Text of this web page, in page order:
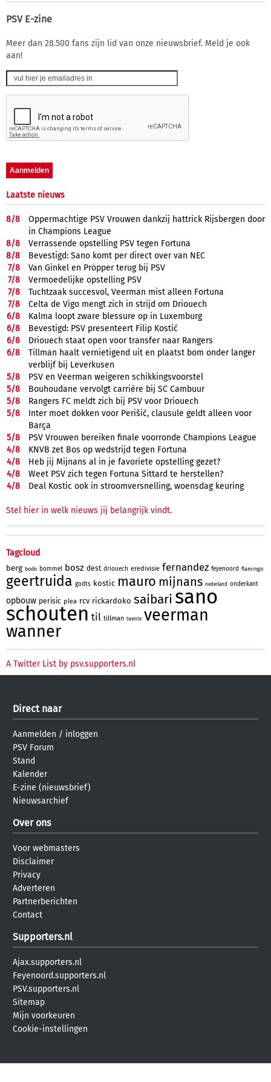
PSV E-zine
Meer dan 28.500 fans zijn lid van onze nieuwsbrief. Meld je ook
aan!
Laatste nieuws
8/8
Oppermachtige PSV Vrouwen dankzij hattrick Rijsbergen door
in Champions League
8/8
Verrassende opstelling PSV tegen Fortuna
8/8
Bevestigd: Sano komt per direct over van NEC
7/8
Van Ginkel en Pröpper terug bij PSV
7/8
Vermoedelijke opstelling PSV
7/8
Tuchtzaak succesvol, Veerman mist alleen Fortuna
7/8
Celta de Vigo mengt zich in strijd om Driouech
6/8
Kalma loopt zware blessure op in Luxemburg
6/8
Bevestigd: PSV presenteert Filip Kostić
6/8
Driouech staat open voor transfer naar Rangers
6/8
Tillman haalt vernietigend uit en plaatst bom onder langer
verblijf bij Leverkusen
5/8
PSV en Veerman weigeren schikkingsvoorstel
5/8
Bouhoudane vervolgt carrière bij SC Cambuur
5/8
Rangers FC meldt zich bij PSV voor Driouech
5/8
Inter moet dokken voor Perišić, clausule geldt alleen voor
Barça
5/8
PSV Vrouwen bereiken finale voorronde Champions League
4/8
KNVB zet Bos op wedstrijd tegen Fortuna
4/8
Heb jij Mijnans al in je favoriete opstelling gezet?
4/8
Weet PSV zich tegen Fortuna Sittard te herstellen?
4/8 Deal Kostic ook in stroomversnelling, woensdag keuring
Stel hier in welk nieuws jij belangrijk vindt.
Tagcloud
berg bodo bommel bosz dest driouech eredivisie fernandez feyenoord flamingo
geertruida godts kostic mauro mijnans nederland onderkant
opbouw perisic plea rcv rickardoko saibari sano
schouten til tillman twente veerman
wanner
A Twitter List by psv.supporters.nl
Direct naar
Aanmelden / inloggen
PSV Forum
Stand
Kalender
E-zine (nieuwsbrief)
Nieuwsarchief
Over ons
Voor webmasters
Disclaimer
Privacy
Adverteren
Partnerberichten
Contact
Supporters.nl
Ajax.supporters.nl
Feyenoord.supporters.nl
PSV.supporters.nl
Sitemap
Mijn voorkeuren
Cookie-instellingen